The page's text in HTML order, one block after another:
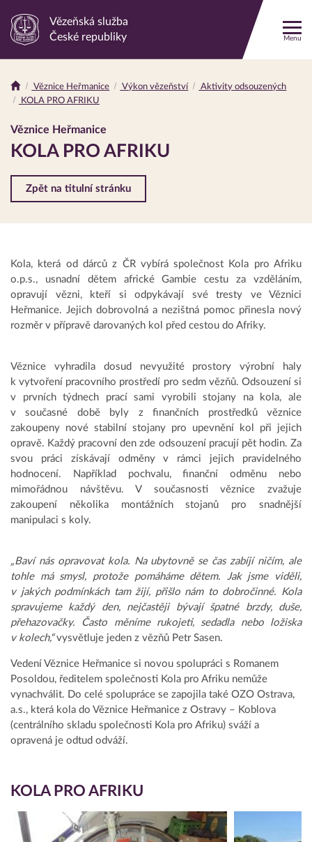
Odkaz
stránku
Vězeňská služba
České republiky
Menu
Drobečková
Věznice Heřmanice Výkon vězeňství
Aktivity odsouzených
KOLA PRO AFRIKU
Věznice Heřmanice
KOLA PRO AFRIKU
Zpět na titulní stránku
Kola, která od dárců z ČR vybírá společnost Kola pro Afriku
o.p.s., usnadní dětem africké Gambie cestu za vzděláním,
opravují vězni, kteří si odpykávají své tresty ve Věznici
Heřmanice. Jejich dobrovolná a nezištná pomoc přinesla nový
rozměr v přípravě darovaných kol před cestou do Afriky.
Věznice vyhradila dosud nevyužité prostory výrobní haly
k vytvoření pracovního prostředí pro sedm vězňů. Odsouzení si
v prvních týdnech prací sami vyrobili stojany na kola, ale
v současné době byly z finančních prostředků věznice
zakoupeny nové stabilní stojany pro upevnění kol při jejich
opravě. Každý pracovní den zde odsouzení pracují pět hodin. Za
svou práci získávají odměny v rámci jejich pravidelného
hodnocení. Například pochvalu, finanční odměnu nebo
mimořádnou návštěvu. V současnosti věznice zvažuje
zakoupení několika montážních stojanů pro snadnější
manipulaci s koly.
„Baví nás opravovat kola. Na ubytovně se čas zabíjí ničím, ale
tohle má smysl, protože pomáháme dětem. Jak jsme viděli,
v jakých podmínkách tam žijí, přišlo nám to dobročinné. Kola
spravujeme každý den, nejčastěji bývají špatné brzdy, duše,
přehazovačky. Často měníme rukojeti, sedadla nebo ložiska
v kolech,“vysvětluje jeden z vězňů Petr Sasen.
Vedení Věznice Heřmanice si novou spolupráci s Romanem
Posoldou, ředitelem společnosti Kola pro Afriku nemůže
vynachválit. Do celé spolupráce se zapojila také OZO Ostrava,
a.s., která kola do Věznice Heřmanice z Ostravy – Koblova
(centrálního skladu společnosti Kola pro Afriku) sváží a
opravená je odtud odváží.
KOLA PRO AFRIKU